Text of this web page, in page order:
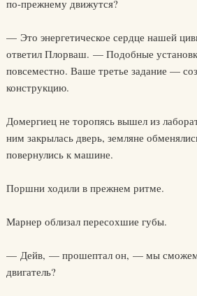
по-прежнему движутся?
— Это энергетическое сердце нашей
ответил Плорваш. — Подобные
повсеместно. Ваше третье задание —
конструкцию.
Домергиец не торопясь вышел из
ним закрылась дверь, земляне
повернулись к машине.
Поршни ходили в прежнем ритме.
Марнер облизал пересохшие губы.
— Дейв, — прошептал он, — мы сможем
двигатель?